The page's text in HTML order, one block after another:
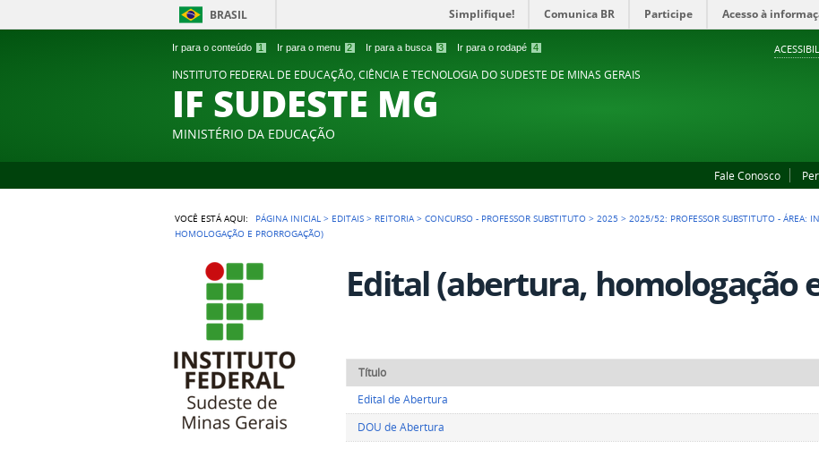
Ir para o conteúdo 1 Ir para o menu 2 Ir para a busca 3 Ir para o rodapé 4
BRASIL Simplifique! Comunica BR Participe Acesso à
INSTITUTO FEDERAL DE EDUCAÇÃO, CIÊNCIA E TECNOLOGIA DO SUDESTE DE MINAS GERAIS
IF SUDESTE MG
MINISTÉRIO DA EDUCAÇÃO
Fale Conosco
VOCÊ ESTÁ AQUI: PÁGINA INICIAL > EDITAIS > REITORIA >CONCURSO - PROFESSOR SUBSTITUTO >2025 >2025/52: PROFESSOR SUBSTITUTO - ÁREA:
HOMOLOGAÇÃO E PRORROGAÇÃO)
Edital (abertura, homologação
Título
Edital de Abertura
DOU de Abertura